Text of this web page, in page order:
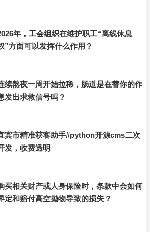
年，工会组织在维护职工“离线休息
”方面可以发挥什么作用？
续熬夜一周开始拉稀，肠道是在替你的作
发出求救信号吗？
宾市精准获客助手#python开源cms二次
发，收费透明
买相关财产或人身保险时，条款中会如何
定和赔付高空抛物导致的损失？